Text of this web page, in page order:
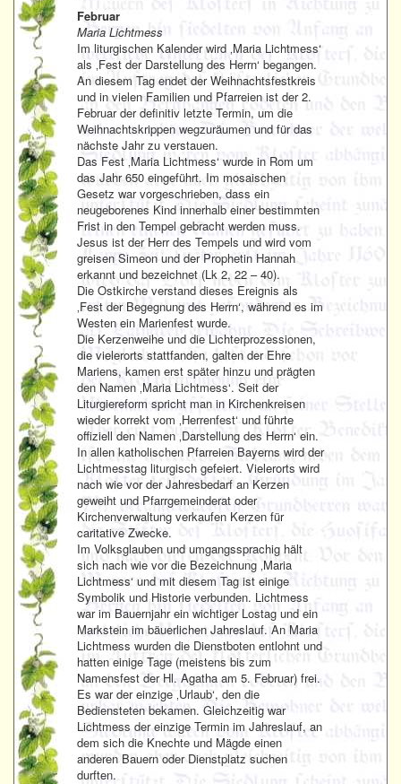
Februar
Maria Lichtmess
Im liturgischen Kalender wird ‚Maria Lichtmess‘
als ‚Fest der Darstellung des Herrn‘ begangen.
An diesem Tag endet der Weihnachtsfestkreis
und in vielen Familien und Pfarreien ist der 2.
Februar der definitiv letzte Termin, um die
Weihnachtskrippen wegzuräumen und für das
nächste Jahr zu verstauen.
Das Fest ‚Maria Lichtmess‘ wurde in Rom um
das Jahr 650 eingeführt. Im mosaischen
Gesetz war vorgeschrieben, dass ein
neugeborenes Kind innerhalb einer bestimmten
Frist in den Tempel gebracht werden muss.
Jesus ist der Herr des Tempels und wird vom
greisen Simeon und der Prophetin Hannah
erkannt und bezeichnet (Lk 2, 22 – 40).
Die Ostkirche verstand dieses Ereignis als
‚Fest der Begegnung des Herrn‘, während es im
Westen ein Marienfest wurde.
Die Kerzenweihe und die Lichterprozessionen,
die vielerorts stattfanden, galten der Ehre
Mariens, kamen erst später hinzu und prägten
den Namen ‚Maria Lichtmess‘. Seit der
Liturgiereform spricht man in Kirchenkreisen
wieder korrekt vom ‚Herrenfest‘ und führte
offiziell den Namen ‚Darstellung des Herrn‘ ein.
In allen katholischen Pfarreien Bayerns wird der
Lichtmesstag liturgisch gefeiert. Vielerorts wird
nach wie vor der Jahresbedarf an Kerzen
geweiht und Pfarrgemeinderat oder
Kirchenverwaltung verkaufen Kerzen für
caritative Zwecke.
Im Volksglauben und umgangssprachig hält
sich nach wie vor die Bezeichnung ‚Maria
Lichtmess‘ und mit diesem Tag ist einige
Symbolik und Historie verbunden. Lichtmess
war im Bauernjahr ein wichtiger Lostag und ein
Markstein im bäuerlichen Jahreslauf. An Maria
Lichtmess wurden die Dienstboten entlohnt und
hatten einige Tage (meistens bis zum
Namensfest der Hl. Agatha am 5. Februar) frei.
Es war der einzige ‚Urlaub‘, den die
Bediensteten bekamen. Gleichzeitig war
Lichtmess der einzige Termin im Jahreslauf, an
dem sich die Knechte und Mägde einen
anderen Bauern oder Dienstplatz suchen
durften.